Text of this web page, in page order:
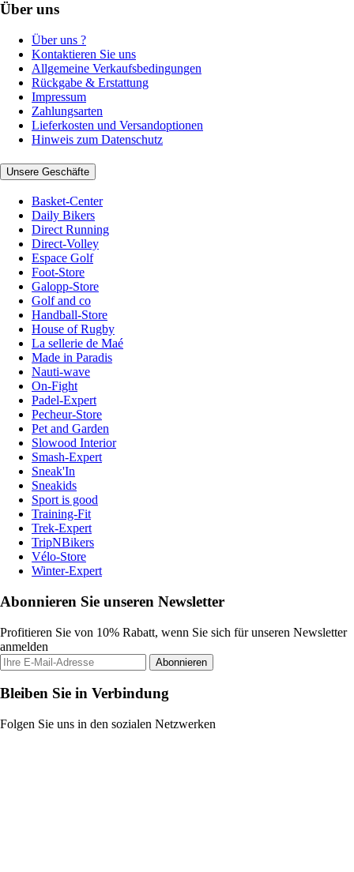
Über uns
Über uns ?
Kontaktieren Sie uns
Allgemeine Verkaufsbedingungen
Rückgabe & Erstattung
Impressum
Zahlungsarten
Lieferkosten und Versandoptionen
Hinweis zum Datenschutz
Unsere Geschäfte
Basket-Center
Daily Bikers
Direct Running
Direct-Volley
Espace Golf
Foot-Store
Galopp-Store
Golf and co
Handball-Store
House of Rugby
La sellerie de Maé
Made in Paradis
Nauti-wave
On-Fight
Padel-Expert
Pecheur-Store
Pet and Garden
Slowood Interior
Smash-Expert
Sneak'In
Sneakids
Sport is good
Training-Fit
Trek-Expert
TripNBikers
Vélo-Store
Winter-Expert
Abonnieren Sie unseren Newsletter
Profitieren Sie von 10% Rabatt, wenn Sie sich für unseren Newsletter
anmelden
Abonnieren
Bleiben Sie in Verbindung
Folgen Sie uns in den sozialen Netzwerken